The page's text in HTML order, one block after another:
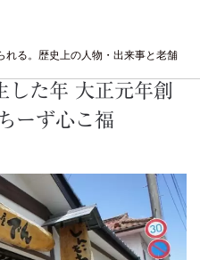
れる。歴史上の人物・出来事と老舗
した年 大正元年創
ーず心こ福